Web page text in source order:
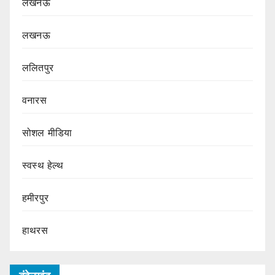
लखनऊ
ललितपुर
वनारस
सोशल मीडिया
स्वस्थ हेल्थ
हमीरपुर
हाथरस